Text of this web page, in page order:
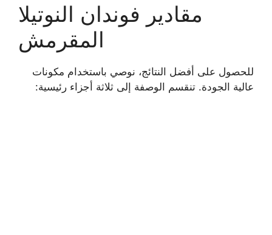
مقادير فوندان النوتيلا
المقرمش
للحصول على أفضل النتائج، نوصي باستخدام مكونات
عالية الجودة. تنقسم الوصفة إلى ثلاثة أجزاء رئيسية: